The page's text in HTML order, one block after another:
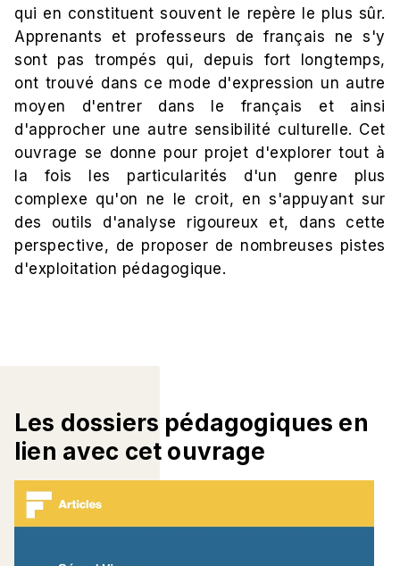
qui en constituent souvent le repère le plus sûr.
Apprenants et professeurs de français ne s'y
sont pas trompés qui, depuis fort longtemps,
ont trouvé dans ce mode d'expression un autre
moyen d'entrer dans le français et ainsi
d'approcher une autre sensibilité culturelle. Cet
ouvrage se donne pour projet d'explorer tout à
la fois les particularités d'un genre plus
complexe qu'on ne le croit, en s'appuyant sur
des outils d'analyse rigoureux et, dans cette
perspective, de proposer de nombreuses pistes
d'exploitation pédagogique.
Les dossiers pédagogiques en
lien avec cet ouvrage